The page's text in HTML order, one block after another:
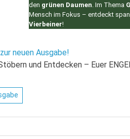
den grünen Daumen . Im Thema
Mensch im Fokus – entdeckt
Vierbeiner!
neuen Ausgabe!
und Entdecken – Euer